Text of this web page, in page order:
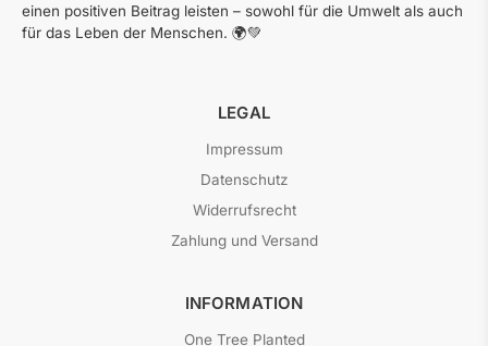
einen positiven Beitrag leisten – sowohl für die Umwelt als auch
für das Leben der Menschen. 🌍💚
LEGAL
Impressum
Datenschutz
Widerrufsrecht
Zahlung und Versand
INFORMATION
One Tree Planted